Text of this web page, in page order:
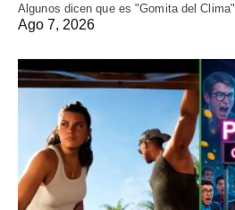
Algunos dicen que es "Gomita del Clima"
Ago 7, 2026